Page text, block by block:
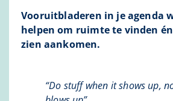
Vooruitbladeren in je agenda
helpen om ruimte te vinden
zien aankomen.
“Do stuff when it shows up,